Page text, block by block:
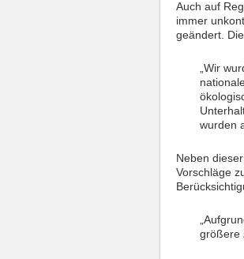
Auch auf
immer
geändert.
„Wir
wurden
Neben
Vorschläge
größere